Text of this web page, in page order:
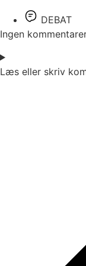
DEBAT
Ingen
Læs eller skriv